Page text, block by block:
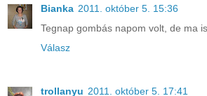
Bianka 2011. október 5. 15:36
Tegnap gombás napom volt, de ma
Válasz
trollanyu 2011. október 5. 17:41